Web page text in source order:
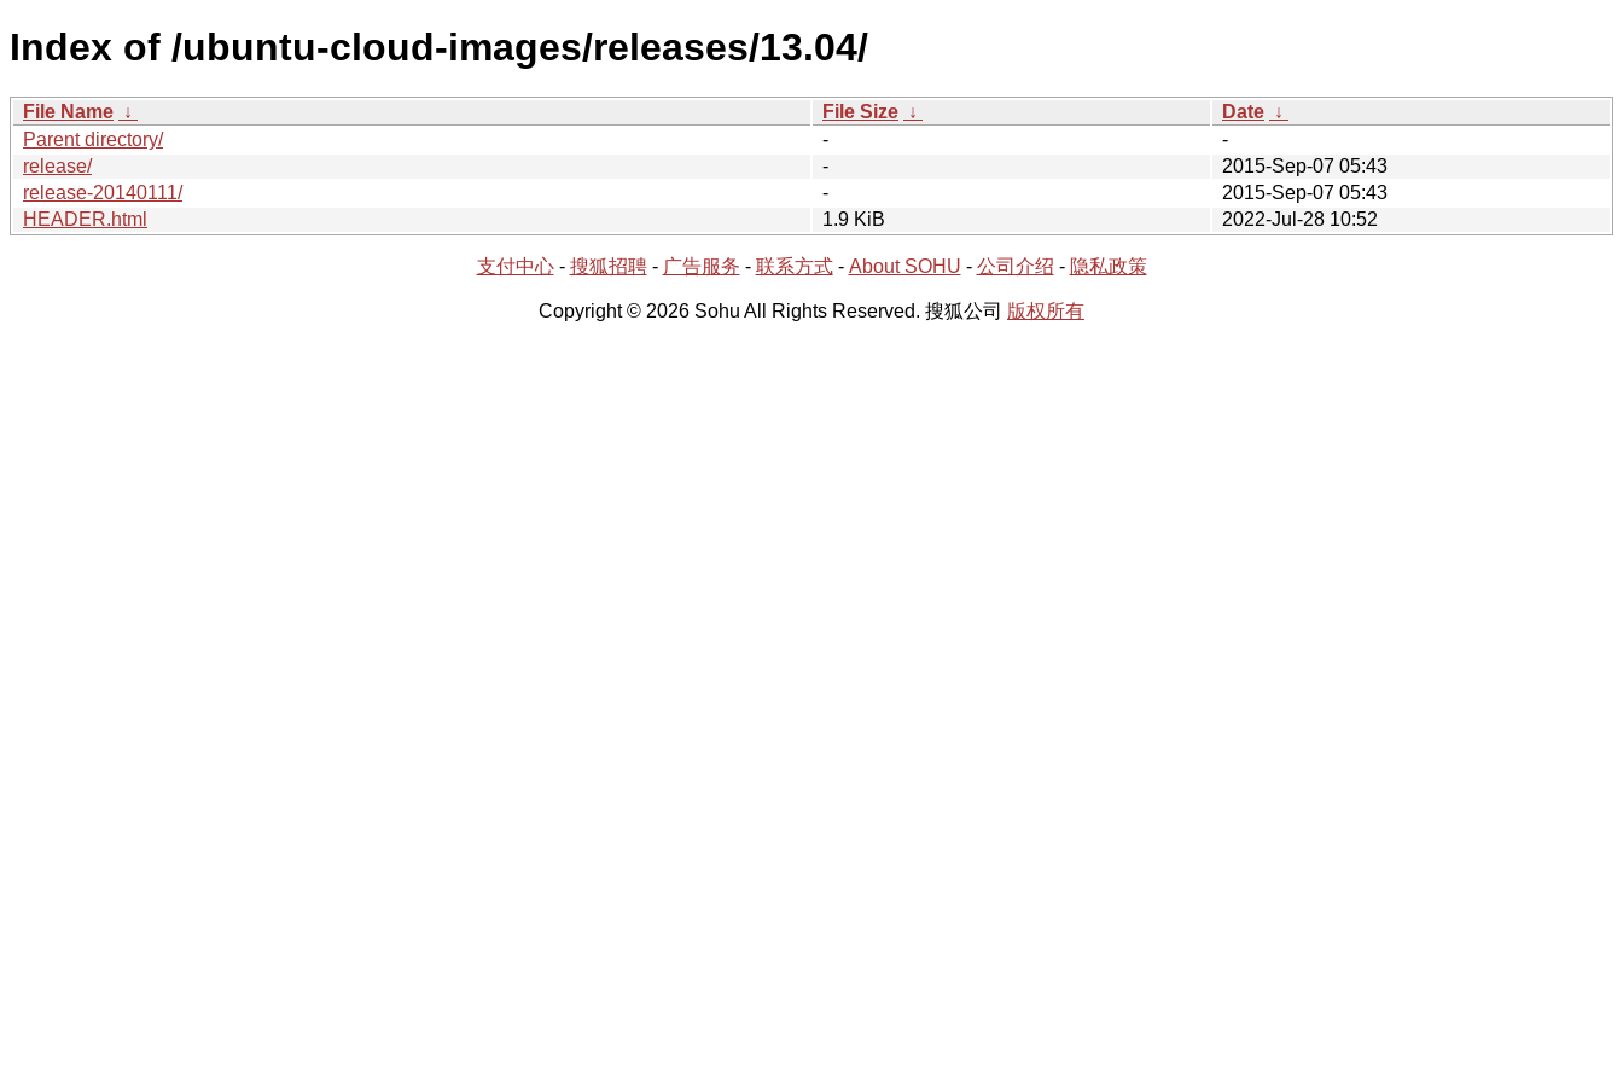
Index of /ubuntu-cloud-images/releases/13.04/
File Name ↓ File Size ↓ Date ↓
Parent directory/
-
-
release/
-
2015-Sep-07 05:43
release-20140111/
-
2015-Sep-07 05:43
HEADER.html
1.9 KiB 2022-Jul-28 10:52
支付中心- 搜狐招聘- 广告服务 - 联系方式- About SOHU - 公司介绍 - 隐私政策
Copyright © 2026 Sohu All Rights Reserved. 搜狐公司 版权所有